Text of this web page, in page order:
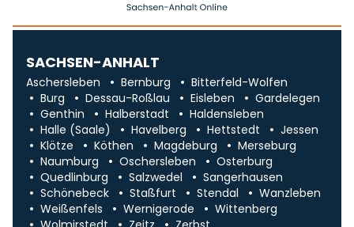
SACHSEN-ANHALT
Aschersleben Bernburg
Bitterfeld-Wolfen
Burg
Dessau-Roßlau Eisleben
Gardelegen
Genthin
Halberstadt
Haldensleben
Halle (Saale)
Havelberg Hettstedt
Jessen
Klötze
Köthen Magdeburg
Merseburg
Naumburg
Oschersleben
Osterburg
Quedlinburg
Salzwedel
Sangerhausen
Schönebeck
Staßfurt Stendal
Wanzleben
Weißenfels
Wernigerode
Wittenberg